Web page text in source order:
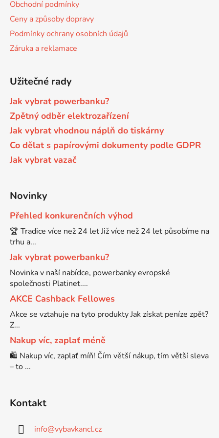
ý
Obchodní podmínky
Ceny a způsoby dopravy
Podmínky ochrany osobních údajů
Záruka a reklamace
Užitečné rady
Jak vybrat powerbanku?
Zpětný odběr elektrozařízení
Jak vybrat vhodnou náplň do tiskárny
Co dělat s papírovými dokumenty podle GDPR
Jak vybrat vazač
Novinky
Přehled konkurenčních výhod
🏆 Tradice více než 24 let Již více než 24 let působíme na
trhu a...
Jak vybrat powerbanku?
Novinka v naší nabídce, powerbanky evropské
společnosti Platinet....
AKCE Cashback Fellowes
Akce se vztahuje na tyto produkty Jak získat peníze zpět?
Z...
Nakup víc, zaplať méně
🛍️ Nakup víc, zaplať míň! Čím větší nákup, tím větší sleva
– to ...
Kontakt
info@vybavkancl.cz